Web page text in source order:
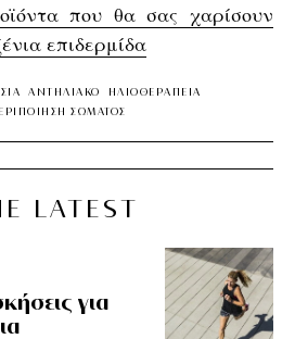
που θα σας χαρίσουν
επιδερμίδα
ΑΝΤΗΛΙΑΚΟ
ΗΛΙΟΘΕΡΑΠΕΙΑ
ΣΩΜΑΤΟΣ
LATEST
για